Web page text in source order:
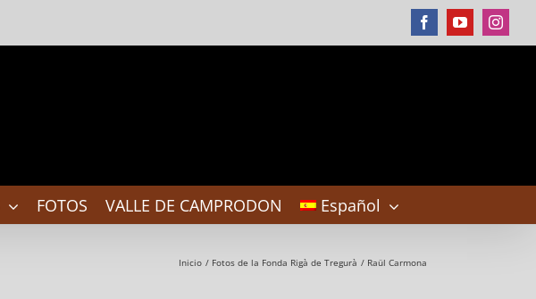
FacebookYouTube
FOTOS VALLE DE CAMPRODON Español
Inicio Fotos de la Fonda Rigà de Tregurà Raül Carmona